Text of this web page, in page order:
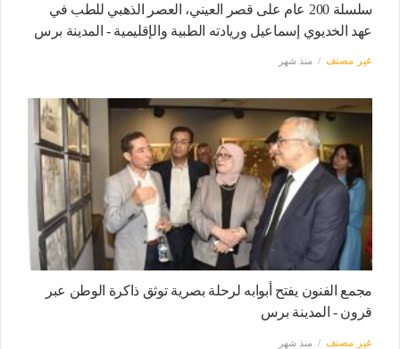
سلسلة 200 عام على قصر العيني، العصر الذهبي للطب في
عهد الخديوي إسماعيل وريادته الطبية والإقليمية - المدينة برس
غير مصنف منذ شهر
مجمع الفنون يفتح أبوابه لرحلة بصرية توثق ذاكرة الوطن عبر
قرون - المدينة برس
غير مصنف منذ شهر